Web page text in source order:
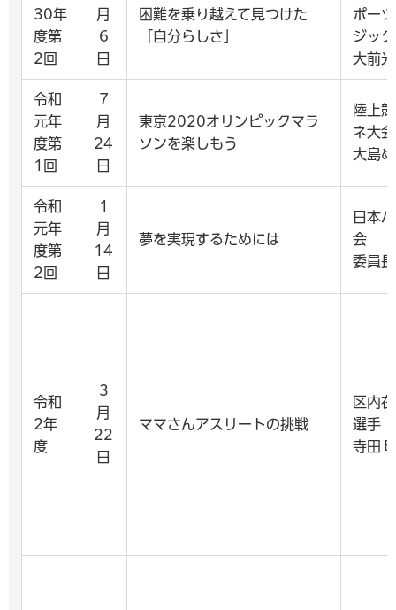
30年
度第
2回
月
6
日
困難を乗り越えて見つけた
「自分らしさ」
ポー
ジッ
大前
令和
元年
度第
1回
7
月
24
日
東京2020オリンピックマラ
ソンを楽しもう
陸上
ネ大
大島
令和
元年
度第
2回
1
月
14
日
夢を実現するためには
日本
会
委員
令和
2年
度
3
月
22
日
ママさんアスリートの挑戦
区内
選手
寺田